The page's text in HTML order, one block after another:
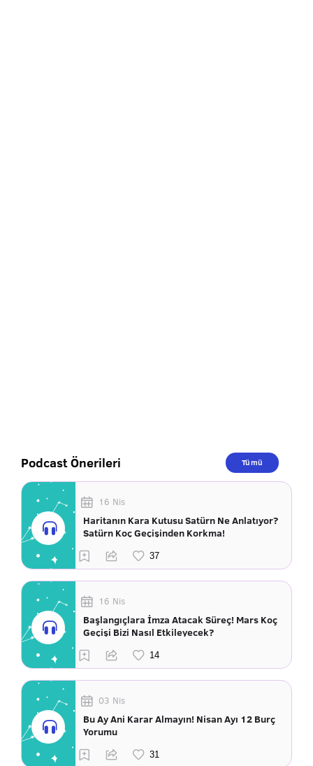
Podcast Önerileri Tümü
16 Nis
Haritanın Kara Kutusu Satürn Ne Anlatıyor?
Satürn Koç Geçişinden Korkma!
16 Nis
Başlangıçlara İmza Atacak Süreç! Mars Koç
Geçişi Bizi Nasıl Etkileyecek?
03 Nis
Bu Ay Ani Karar Almayın! Nisan Ayı 12 Burç
Yorumu